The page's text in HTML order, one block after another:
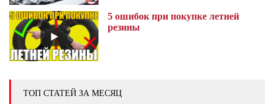
5 ошибок при покупке летней
резины
ТОП СТАТЕЙ ЗА МЕСЯЦ